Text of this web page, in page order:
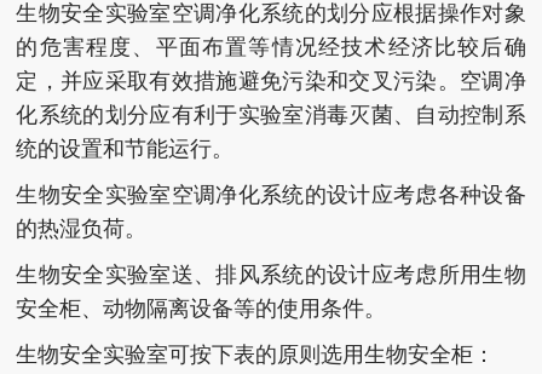
生物安全实验室空调净化系统的划分应根据操作对象
的危害程度、平面布置等情况经技术经济比较后确
定，并应采取有效措施避免污染和交叉污染。空调净
化系统的划分应有利于实验室消毒灭菌、自动控制系
统的设置和节能运行。
生物安全实验室空调净化系统的设计应考虑各种设备
的热湿负荷。
生物安全实验室送、排风系统的设计应考虑所用生物
安全柜、动物隔离设备等的使用条件。
生物安全实验室可按下表的原则选用生物安全柜：